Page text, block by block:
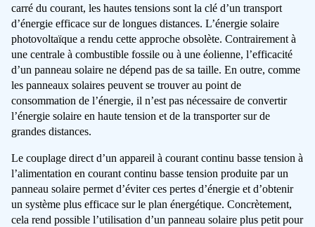
carré du courant, les hautes tensions sont la clé d’un transport
d’énergie efficace sur de longues distances. L’énergie solaire
photovoltaïque a rendu cette approche obsolète. Contrairement à
une centrale à combustible fossile ou à une éolienne, l’efficacité
d’un panneau solaire ne dépend pas de sa taille. En outre, comme
les panneaux solaires peuvent se trouver au point de
consommation de l’énergie, il n’est pas nécessaire de convertir
l’énergie solaire en haute tension et de la transporter sur de
grandes distances.
Le couplage direct d’un appareil à courant continu basse tension à
l’alimentation en courant continu basse tension produite par un
panneau solaire permet d’éviter ces pertes d’énergie et d’obtenir
un système plus efficace sur le plan énergétique. Concrètement,
cela rend possible l’utilisation d’un panneau solaire plus petit pour